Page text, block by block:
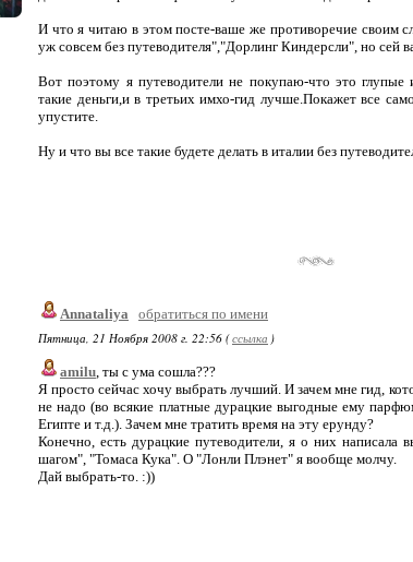
И что я читаю в этом посте-ваше же противоречие своим
уж совсем без путеводителя","Дорлинг Киндерсли", но сей
Вот поэтому я путеводители не покупаю-что это
такие деньги,и в третьих имхо-гид лучше.Покажет все
упустите.
Ну и что вы все такие будете делать в италии без
Annataliya
обратиться по имени
Пятница, 21 Ноября 2008 г. 22:56 (ссылка )
amilu, ты с ума сошла???
Я просто сейчас хочу выбрать лучший. И зачем мне гид,
не надо (во всякие платные дурацкие выгодные ему
Египте и т.д.). Зачем мне тратить время на эту ерунду?
Конечно, есть дурацкие путеводители, я о них
шагом", "Томаса Кука". О "Лонли Плэнет" я вообще молчу.
Дай выбрать-то. :))